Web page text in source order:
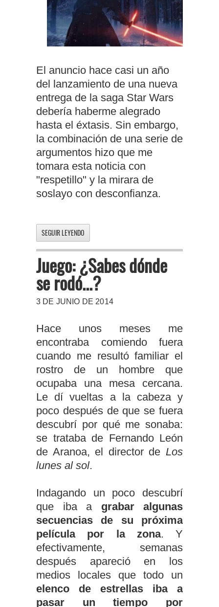
El anuncio hace casi un año
del lanzamiento de una nueva
entrega de la saga Star Wars
debería haberme alegrado
hasta el éxtasis. Sin embargo,
la combinación de una serie de
argumentos hizo que me
tomara esta noticia con
"respetillo" y la mirara de
soslayo con desconfianza.
SEGUIR LEYENDO
Juego: ¿Sabes dónde
se rodó...?
3 DE JUNIO DE 2014
Hace unos meses me
encontraba comiendo fuera
cuando me resultó familiar el
rostro de un hombre que
ocupaba una mesa cercana.
Le dí vueltas a la cabeza y
poco después de que se fuera
descubrí por qué me sonaba:
se trataba de Fernando León
de Aranoa, el director de Los
lunes al sol.
Indagando un poco descubrí
que iba a grabar algunas
secuencias de su próxima
película por la zona. Y
efectivamente, semanas
después apareció en los
medios locales que todo un
elenco de estrellas iba a
pasar un tiempo por